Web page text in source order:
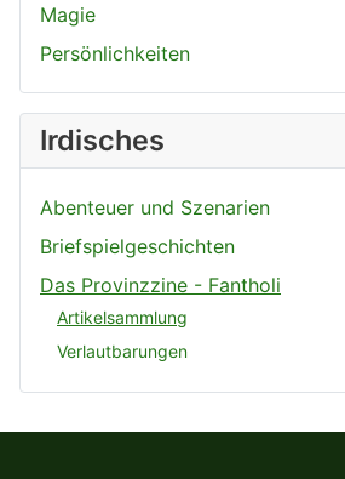
Magie
Persönlichkeiten
Irdisches
Abenteuer und Szenarien
Briefspielgeschichten
Das Provinzzine - Fantholi
Artikelsammlung
Verlautbarungen